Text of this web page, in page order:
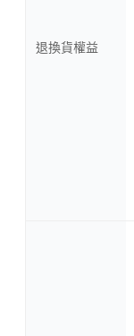
退換貨權益